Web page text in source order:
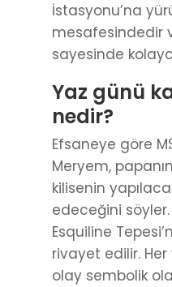
İstasyonu’na
mesafesindedir
sayesinde
Yaz günü
nedir?
Efsaneye göre
Meryem,
kilisenin
edeceğini
Esquiline
rivayet edilir. Her
olay sembolik